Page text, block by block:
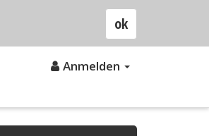
Anmelden
ok